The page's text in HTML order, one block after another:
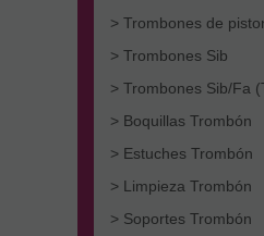
> Trombones de
> Trombones Sib
> Trombones Sib/Fa
> Boquillas Trombón
> Estuches Trombón
> Limpieza Trombón
> Soportes Trombón